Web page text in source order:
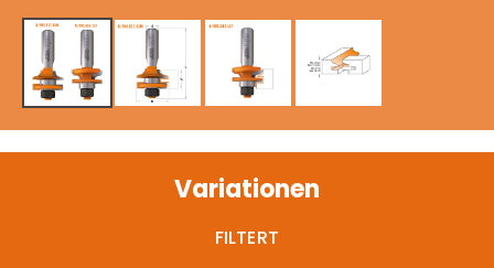
Variationen
FILTERT